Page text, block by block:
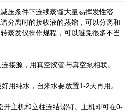
条件下连续蒸馏大量易挥发性溶
分离时的接收液的蒸馏，可以分离和
蒸发仪操作规程，可以避免很多不当
源，用真空胶管与真空泵相联。
纯水，自来水要放置1-2天再用。
主机和立柱连结螺钉。主机即可在0-